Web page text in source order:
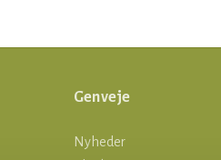
Genveje
Nyheder